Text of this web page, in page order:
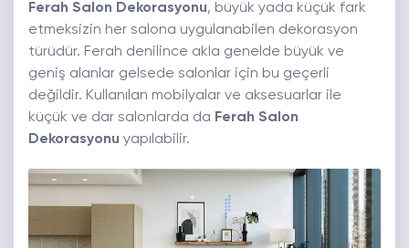
Ferah Salon Dekorasyonu, büyük yada küçük fark
etmeksizin her salona uygulanabilen dekorasyon
türüdür. Ferah denilince akla genelde büyük ve
geniş alanlar gelsede salonlar için bu geçerli
değildir. Kullanılan mobilyalar ve aksesuarlar ile
küçük ve dar salonlarda da Ferah Salon
Dekorasyonu yapılabilir.